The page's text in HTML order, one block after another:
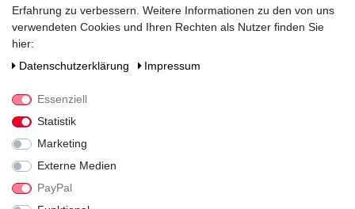
Kundenstimmen
Erfahrung zu verbessern. Weitere Informationen zu den von uns
verwendeten Cookies und Ihren Rechten als Nutzer finden Sie
hier:
Daten­schutz­erklärung
Impressum
Essenziell
Statistik
Marketing
Externe Medien
PayPal